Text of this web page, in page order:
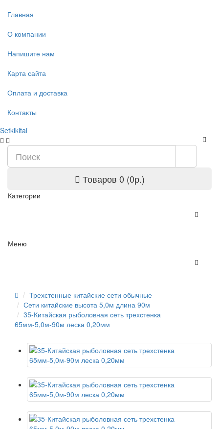
Главная
О компании
Напишите нам
Карта сайта
Оплата и доставка
Контакты
Setkikitai
Товаров 0 (0р.)
Категории
Меню
Трехстенные китайские сети обычные
Сети китайские высота 5,0м длина 90м
35-Китайская рыболовная сеть трехстенка
65мм-5,0м-90м леска 0,20мм